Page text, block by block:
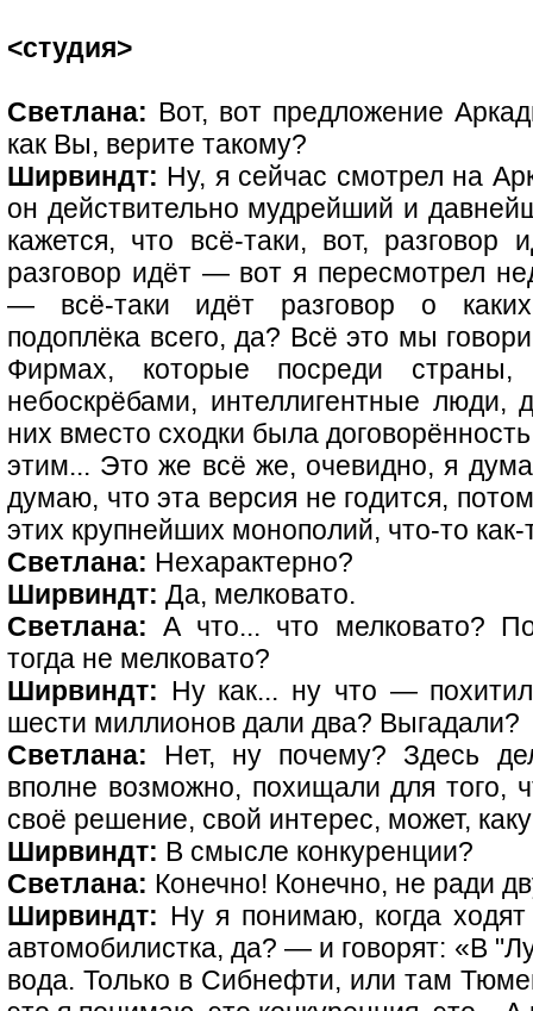
<студия>
Светлана: Вот, вот предложение
как Вы, верите такому?
Ширвиндт: Ну, я сейчас смотрел на
он действительно мудрейший и
кажется, что всё-таки, вот,
разговор идёт — вот я пересмотрел
— всё-таки идёт разговор о
подоплёка всего, да? Всё это мы
Фирмах, которые посреди
небоскрёбами, интеллигентные
них вместо сходки была
этим... Это же всё же, очевидно, я
думаю, что эта версия не годится,
этих крупнейших монополий, что-то как-
Светлана: Нехарактерно?
Ширвиндт: Да, мелковато.
Светлана: А что... что мелковато?
тогда не мелковато?
Ширвиндт: Ну как... ну что —
шести миллионов дали два? Выгадали?
Светлана: Нет, ну почему? Здесь
вполне возможно, похищали для того,
своё решение, свой интерес, может,
Ширвиндт: В смысле конкуренции?
Светлана: Конечно! Конечно, не ради
Ширвиндт: Ну я понимаю, когда
автомобилистка, да? — и говорят: «В
вода. Только в Сибнефти, или там